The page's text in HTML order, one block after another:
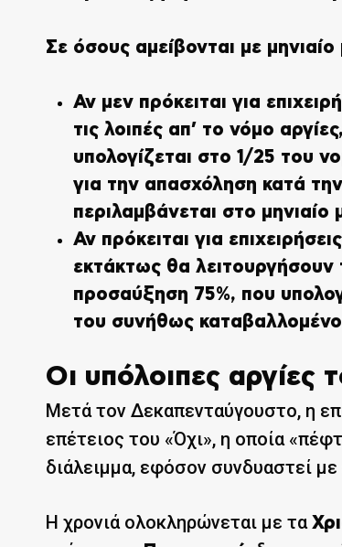
Σε όσους αμείβονται με μηνιαίο
Αν μεν πρόκειται για
τις λοιπές απ’ το νόμο
υπολογίζεται στο 1/25 του
για την απασχόληση κατά
περιλαμβάνεται στο μηνιαίο
Αν πρόκειται για
εκτάκτως θα λειτουργήσουν
προσαύξηση 75%, που
του συνήθως
Οι υπόλοιπες αργίες
Μετά τον Δεκαπενταύγουστο, η
επέτειος του «Όχι», η οποία
διάλειμμα, εφόσον συνδυαστεί
Η χρονιά ολοκληρώνεται με τα